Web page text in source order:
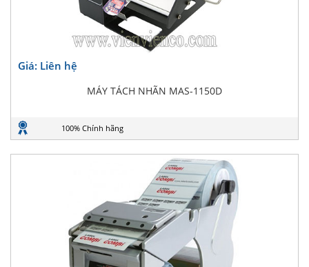
Giá: Liên hệ
MÁY TÁCH NHÃN MAS-1150D
100% Chính hãng